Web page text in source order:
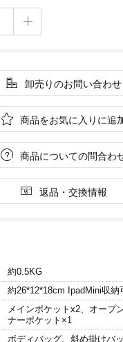

 卸売りのお問い合わせ
 商品をお気に入りに追
 商品についての問合わ
 返品・交換情報
約0.5KG
約26*12*18cm IpadMini収納
メインポケットx2、オープ
ナーポケット×1
ボディバッグ、斜め掛けバ